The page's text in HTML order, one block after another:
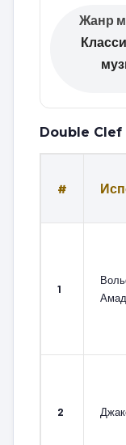
Жанр
Double Clef
#
1
2